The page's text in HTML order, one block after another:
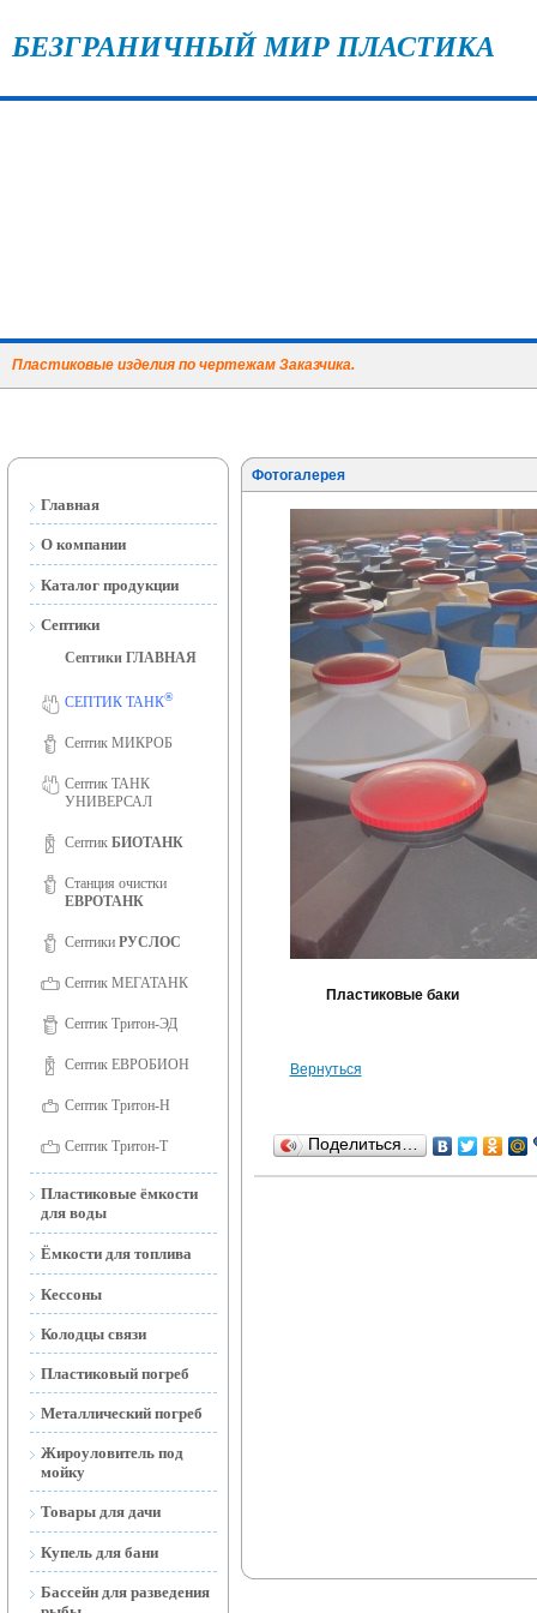
БЕЗГРАНИЧНЫЙ МИР ПЛАСТИКА
Пластиковые изделия по чертежам Заказчика.
Главная
О компании
Сертификаты ISO 9001
Фотогалерея
Вакансии
Каталог продукции
Септики
Септики ГЛАВНАЯ
СЕПТИК ТАНК®
Септик МИКРОБ
Септик ТАНК
УНИВЕРСАЛ
Септик БИОТАНК
Станция очистки
ЕВРОТАНК
Септики РУСЛОС
Септик МЕГАТАНК
Септик Тритон-ЭД
Септик ЕВРОБИОН
Септик Тритон-Н
Септик Тритон-Т
Пластиковые ёмкости
для воды
наземные
Ёмкости для воды
(Тритон-Н)
Ёмкости для топлива
наземные и подземные
Мобильные АЗС
Кессоны
Колодцы связи
Пластиковый погреб
Металлический погреб
Жироуловитель под
мойку
Товары для дачи
Торфяной Биотуалет
Дренажные и фекальные
насосы
Купель для бани
Бассейн для разведения
Фотогалерея
Пластиковые баки
Вернуться
Поделиться…